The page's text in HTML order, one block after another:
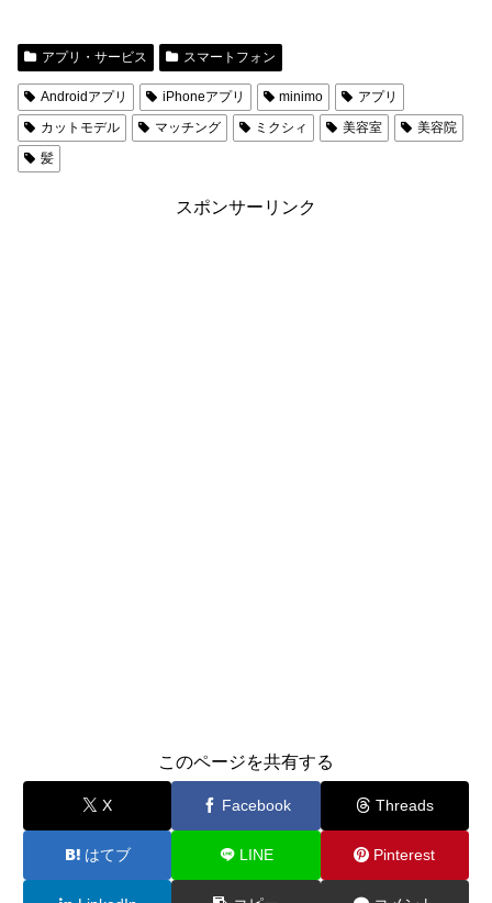
アプリ・サービス スマートフォン
Androidアプリ iPhoneアプリ minimo
アプリ
カットモデル
マッチング ミクシィ 美容室
美容院
髪
スポンサーリンク
このページを共有する
X Facebook Threads
はてブ LINE Pinterest